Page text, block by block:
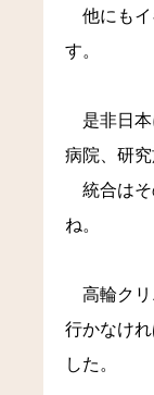
他にもイ
す。
是非日本
病院、研
統合はそ
ね。
高輪クリ
行かなけ
した。